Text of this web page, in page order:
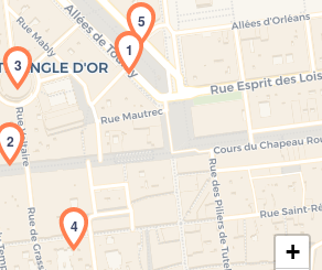
de la carte en cours...
1
2
3
4
5
+